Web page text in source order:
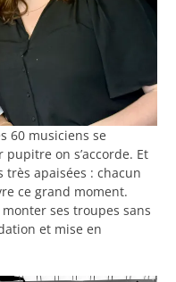
60 musiciens se
on s’accorde. Et
apaisées : chacun
ce grand moment.
ses troupes sans
et mise en